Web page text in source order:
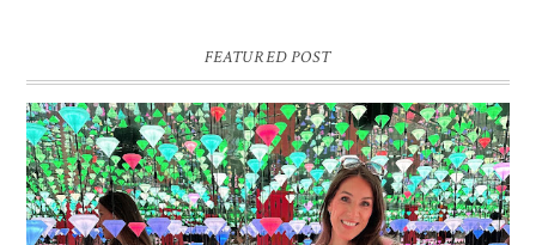
FEATURED POST